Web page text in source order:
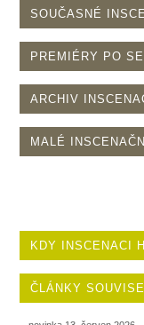
SOUČASNÉ
PREMIÉRY PO
ARCHIV
MALÉ
KDY INSCENACI
ČLÁNKY